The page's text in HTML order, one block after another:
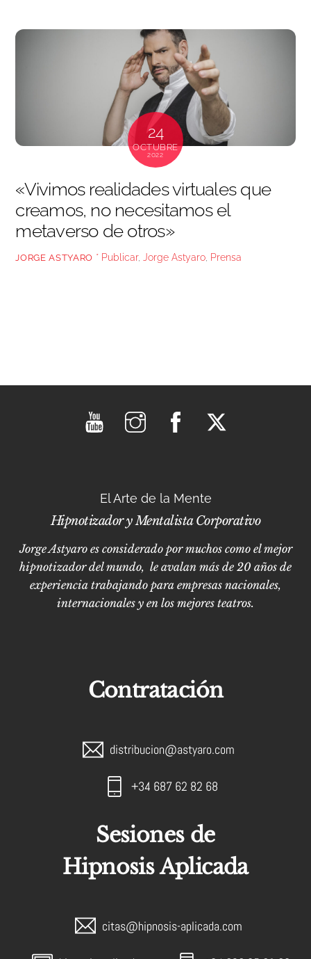
24
OCTUBRE
2022
«Vivimos realidades virtuales que
creamos, no necesitamos el
metaverso de otros»
JORGE ASTYARO * Publicar, Jorge Astyaro, Prensa
El Arte de la Mente
Hipnotizador y Mentalista Corporativo
Jorge Astyaro es considerado por muchos como el mejor
hipnotizador del mundo, le avalan más de 20 años de
experiencia trabajando para empresas nacionales,
internacionales y en los mejores teatros.
Contratación
distribucion@astyaro.com
+34 687 62 82 68
Sesiones de
Hipnosis Aplicada
citas@hipnosis-aplicada.com